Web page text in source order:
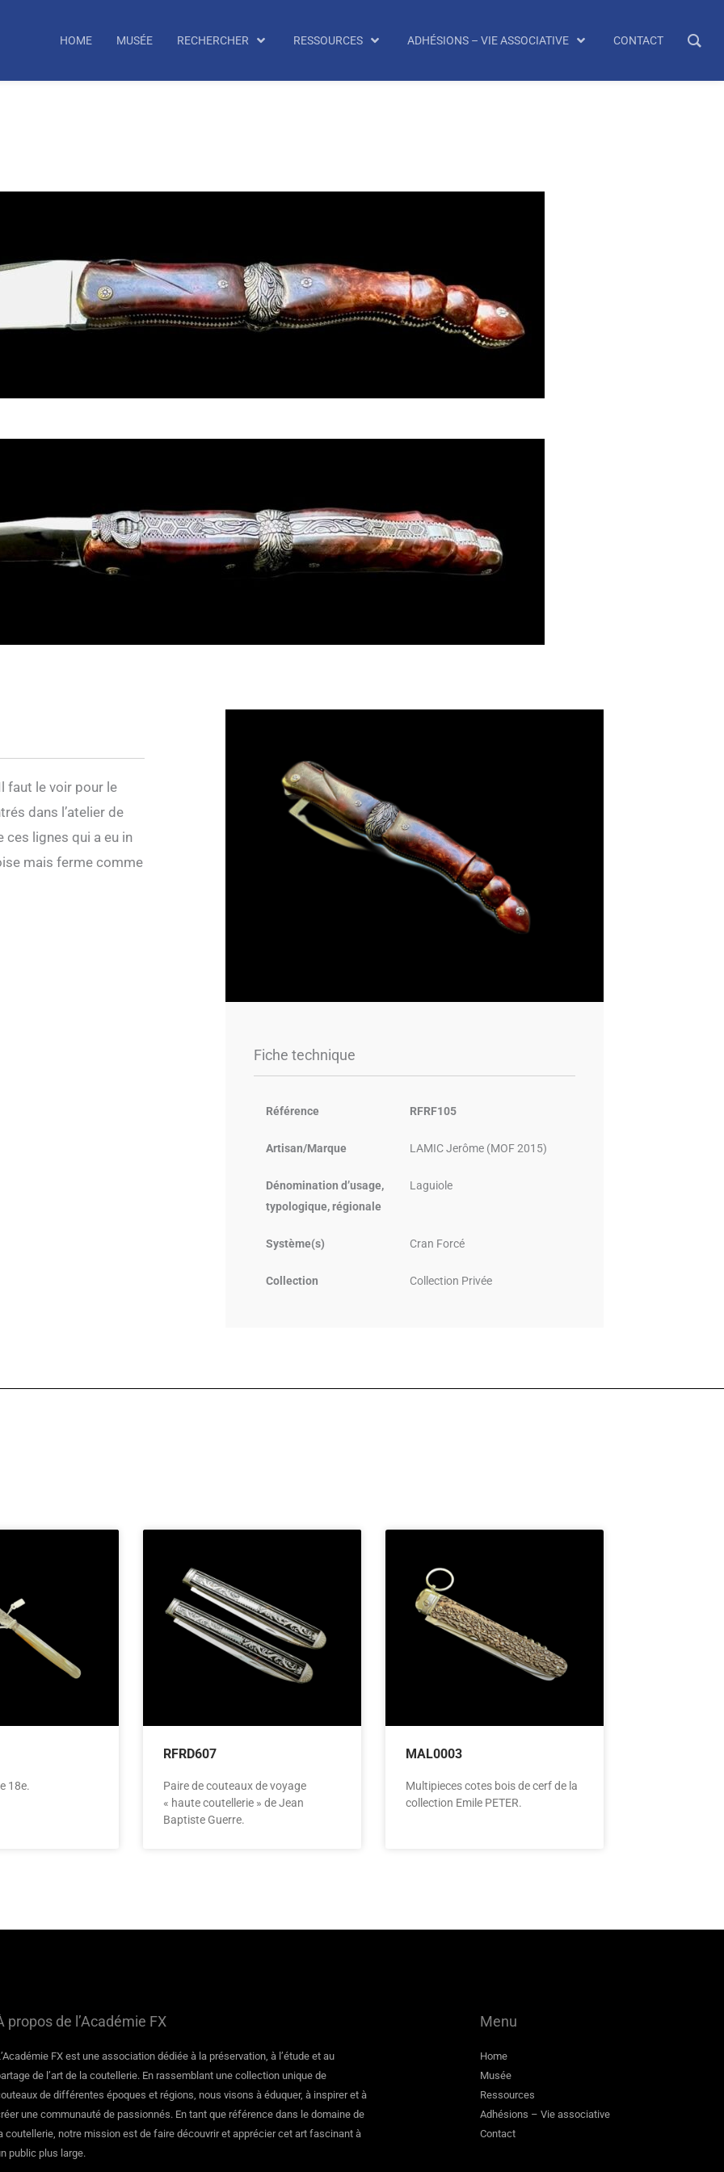
HOME MUSÉE RECHERCHER RESSOURCES ADHÉSIONS – VIE ASSOCIATIVE CONTACT
faut le voir pour le
dans l’atelier de
ces lignes qui a eu in
mais ferme comme
Fiche technique
Référence RFRF105
Artisan/Marque LAMIC Jerôme (MOF 2015)
Dénomination d’usage,
typologique, régionale
Laguiole
Système(s) Cran Forcé
Collection Collection Privée
18e.
RFRD607
Paire de couteaux de voyage
« haute coutellerie » de Jean
Baptiste Guerre.
MAL0003
Multipieces cotes bois de cerf de la
collection Emile PETER.
propos de l’Académie FX
FX est une association dédiée à la préservation, à l’étude et au
de l’art de la coutellerie. En rassemblant une collection unique de
de différentes époques et régions, nous visons à éduquer, à inspirer et à
une communauté de passionnés. En tant que référence dans le domaine de
coutellerie, notre mission est de faire découvrir et apprécier cet art fascinant à
public plus large.
Menu
Home
Musée
Ressources
Adhésions – Vie associative
Contact